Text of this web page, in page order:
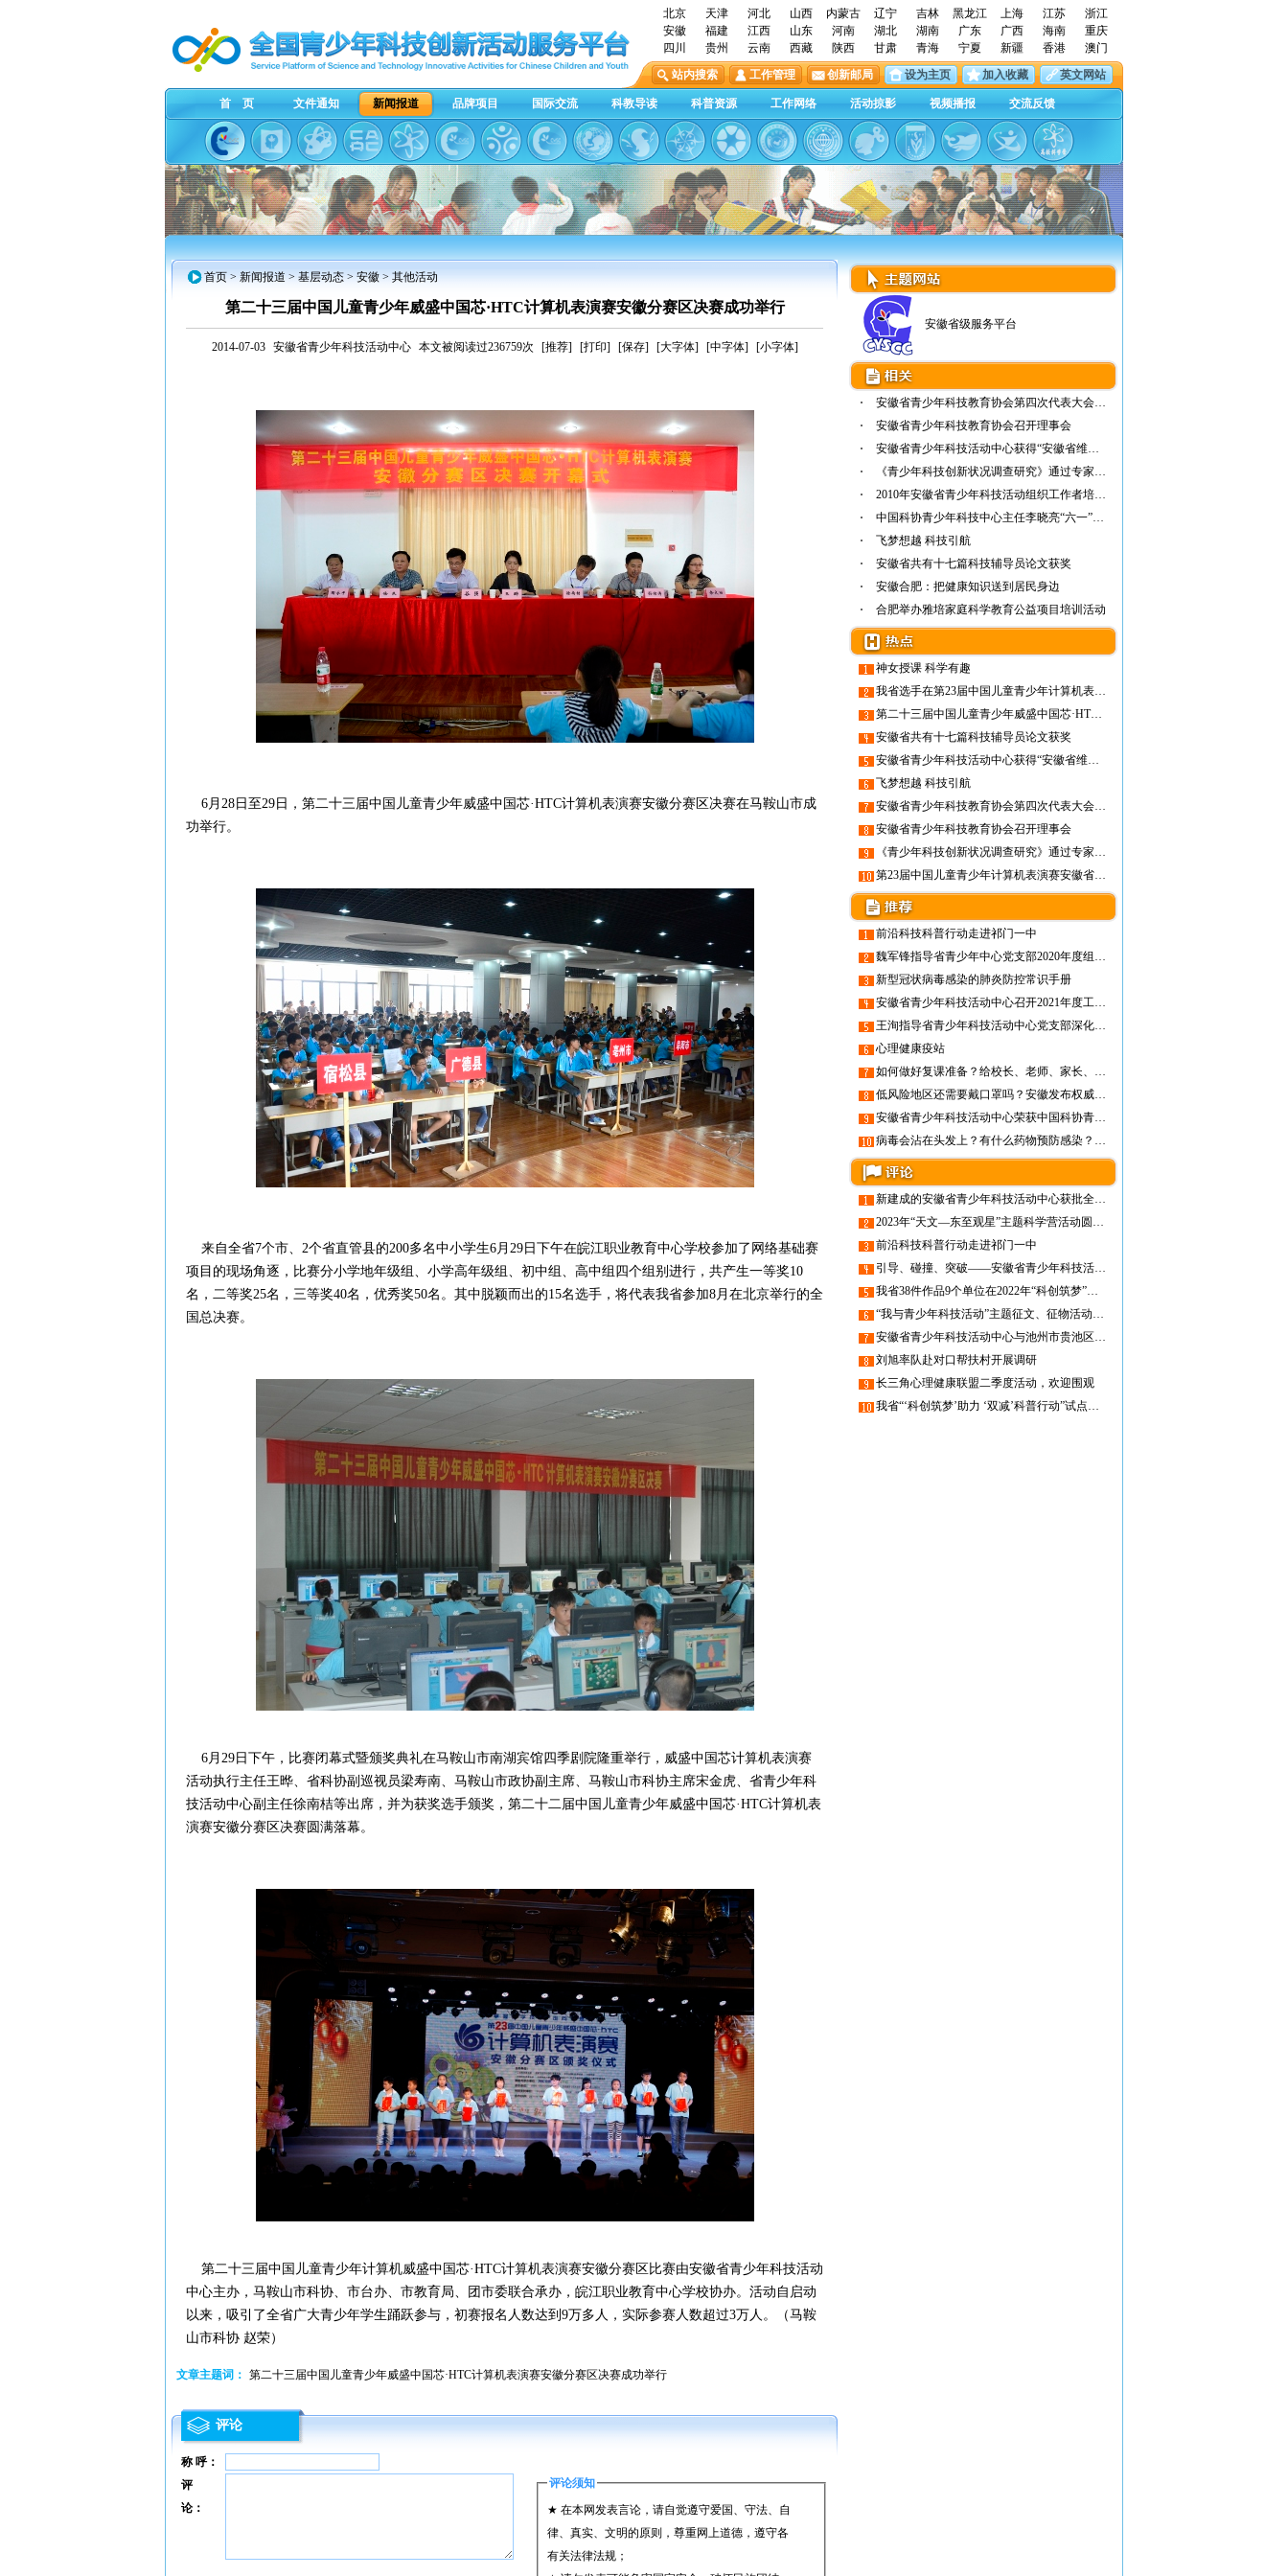
北京 天津 河北 山西 内蒙古 辽宁 吉林 黑龙江 上海 江苏
浙江
安徽
福建 江西 山东 河南 湖北 湖南 广东 广西 海南
重庆
四川
贵州 云南 西藏 陕西 甘肃 青海 宁夏 新疆 香港
澳门
站内搜索
工作管理 创新邮局 设为主页 加入收藏 英文网站
首 页 文件通知 新闻报道 品牌项目 国际交流 科教导读 科普资源 工作网络 活动掠影 视频播报 交流反馈
首页 > 新闻报道 > 基层动态 > 安徽 > 其他活动
第二十三届中国儿童青少年威盛中国芯·HTC计算机表演赛安徽分赛区决赛成功举行
2014-07-03 安徽省青少年科技活动中心 本文被阅读过236759次 [推荐] [打印] [保存] [大字体] [中字体] [小字体]
6月28日至29日，第二十三届中国儿童青少年威盛中国芯·HTC计算机表演赛安徽分赛区决赛在马鞍山市成
功举行。
来自全省7个市、2个省直管县的200多名中小学生6月29日下午在皖江职业教育中心学校参加了网络基础赛
项目的现场角逐，比赛分小学地年级组、小学高年级组、初中组、高中组四个组别进行，共产生一等奖10
名，二等奖25名，三等奖40名，优秀奖50名。其中脱颖而出的15名选手，将代表我省参加8月在北京举行的全
国总决赛。
6月29日下午，比赛闭幕式暨颁奖典礼在马鞍山市南湖宾馆四季剧院隆重举行，威盛中国芯计算机表演赛
活动执行主任王晔、省科协副巡视员梁寿南、马鞍山市政协副主席、马鞍山市科协主席宋金虎、省青少年科
技活动中心副主任徐南桔等出席，并为获奖选手颁奖，第二十二届中国儿童青少年威盛中国芯·HTC计算机表
演赛安徽分赛区决赛圆满落幕。
第二十三届中国儿童青少年计算机威盛中国芯·HTC计算机表演赛安徽分赛区比赛由安徽省青少年科技活动
中心主办，马鞍山市科协、市台办、市教育局、团市委联合承办，皖江职业教育中心学校协办。活动自启动
以来，吸引了全省广大青少年学生踊跃参与，初赛报名人数达到9万多人，实际参赛人数超过3万人。（马鞍
山市科协 赵荣）
文章主题词： 第二十三届中国儿童青少年威盛中国芯·HTC计算机表演赛安徽分赛区决赛成功举行
评论
称 呼：
评论须知
★ 在本网发表言论，请自觉遵守爱国、守法、自
律、真实、文明的原则，尊重网上道德，遵守各
有关法律法规；
评
论：
安徽省级服务平台
安徽省青少年科技教育协会第四次代表大会召开
安徽省青少年科技教育协会召开理事会
安徽省青少年科技活动中心获得“安徽省维护儿…
《青少年科技创新状况调查研究》通过专家阶段…
2010年安徽省青少年科技活动组织工作者培训班…
中国科协青少年科技中心主任李晓亮“六一”期…
飞梦想越 科技引航
安徽省共有十七篇科技辅导员论文获奖
安徽合肥：把健康知识送到居民身边
合肥举办雅培家庭科学教育公益项目培训活动
神女授课 科学有趣
我省选手在第23届中国儿童青少年计算机表演赛全国总决赛载誉而归
第二十三届中国儿童青少年威盛中国芯·HTC计算机表演赛安徽分赛区决赛成功举行
安徽省共有十七篇科技辅导员论文获奖
安徽省青少年科技活动中心获得“安徽省维护儿童权益先进集体”荣誉称号
飞梦想越 科技引航
安徽省青少年科技教育协会第四次代表大会召开
安徽省青少年科技教育协会召开理事会
《青少年科技创新状况调查研究》通过专家阶段评审
第23届中国儿童青少年计算机表演赛安徽省分赛区组织工作会议召开
前沿科技科普行动走进祁门一中
魏军锋指导省青少年中心党支部2020年度组织生活会
新型冠状病毒感染的肺炎防控常识手册
安徽省青少年科技活动中心召开2021年度工作务虚会
王洵指导省青少年科技活动中心党支部深化“三个以案”警示教育专题组织生活会
心理健康疫站
如何做好复课准备？给校长、老师、家长、学生的建议来了
低风险地区还需要戴口罩吗？安徽发布权威指南
安徽省青少年科技活动中心荣获中国科协青少年科技中心“五星评比”五星奖
病毒会沾在头发上？有什么药物预防感染？40个网友最关心的疫情防控科普问题
新建成的安徽省青少年科技活动中心获批全国青少年科技教育工作者培训与实践基地
2023年“天文—东至观星”主题科学营活动圆满结束
前沿科技科普行动走进祁门一中
引导、碰撞、突破——安徽省青少年科技活动中心启迪而来
我省38件作品9个单位在2022年“科创筑梦”青少年FAST观测方案征集活动中获奖
“我与青少年科技活动”主题征文、征物活动启动 期待您的参加～
安徽省青少年科技活动中心与池州市贵池区高坦中心学校签订合作共建协议并开展科技教育进乡村学校活动
刘旭率队赴对口帮扶村开展调研
长三角心理健康联盟二季度活动，欢迎围观
我省“‘科创筑梦’助力 ‘双减’科普行动”试点城市数、试点单位数均居全国第三